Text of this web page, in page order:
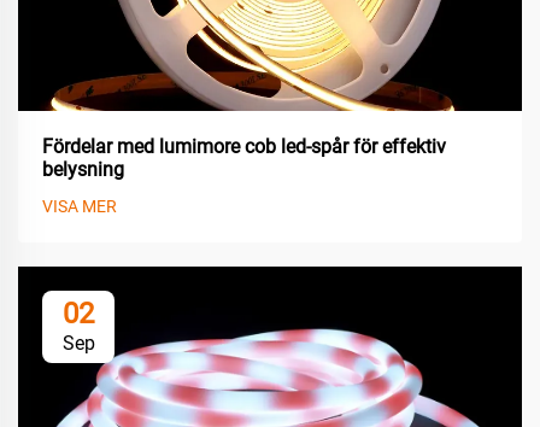
Fördelar med lumimore cob led-spår för effektiv
belysning
VISA MER
02
Sep